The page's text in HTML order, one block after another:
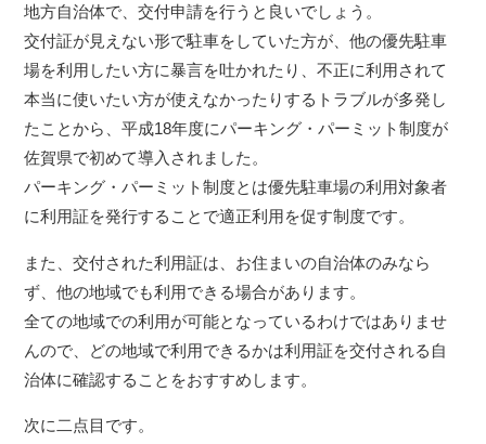
地方自治体で、交付申請を行うと良いでしょう。
交付証が見えない形で駐車をしていた方が、他の優先駐車
場を利用したい方に暴言を吐かれたり、不正に利用されて
本当に使いたい方が使えなかったりするトラブルが多発し
たことから、平成18年度にパーキング・パーミット制度が
佐賀県で初めて導入されました。
パーキング・パーミット制度とは優先駐車場の利用対象者
に利用証を発行することで適正利用を促す制度です。
また、交付された利用証は、お住まいの自治体のみなら
ず、他の地域でも利用できる場合があります。
全ての地域での利用が可能となっているわけではありませ
んので、どの地域で利用できるかは利用証を交付される自
治体に確認することをおすすめします。
次に二点目です。